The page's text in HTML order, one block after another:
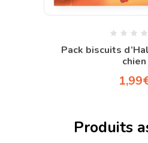
Pack biscuits
chien
1,99
Produits